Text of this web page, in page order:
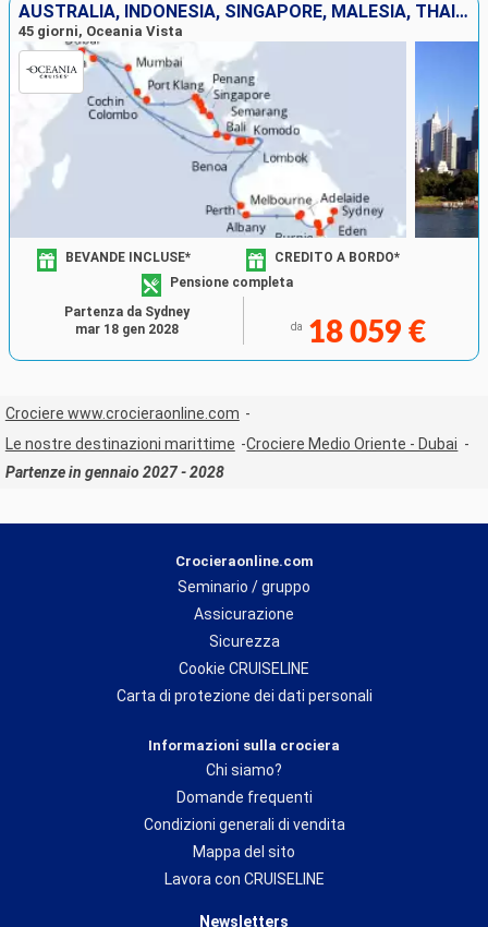
AUSTRALIA, INDONESIA, SINGAPORE, MALESIA, THAILANDIA, SRI LANKA, INDIA, EMIRATI ARABI UNITI
45 giorni, Oceania Vista
BEVANDE INCLUSE*
CREDITO A BORDO*
Pensione completa
da 18 059 €
Partenza da Sydney
mar 18 gen 2028
Crociere www.crocieraonline.com
Le nostre destinazioni marittime
Crociere Medio Oriente - Dubai
Partenze in gennaio 2027 - 2028
Crocieraonline.com
Seminario / gruppo
Assicurazione
Sicurezza
Cookie CRUISELINE
Carta di protezione dei dati personali
Informazioni sulla crociera
Chi siamo?
Domande frequenti
Condizioni generali di vendita
Mappa del sito
Lavora con CRUISELINE
Newsletters